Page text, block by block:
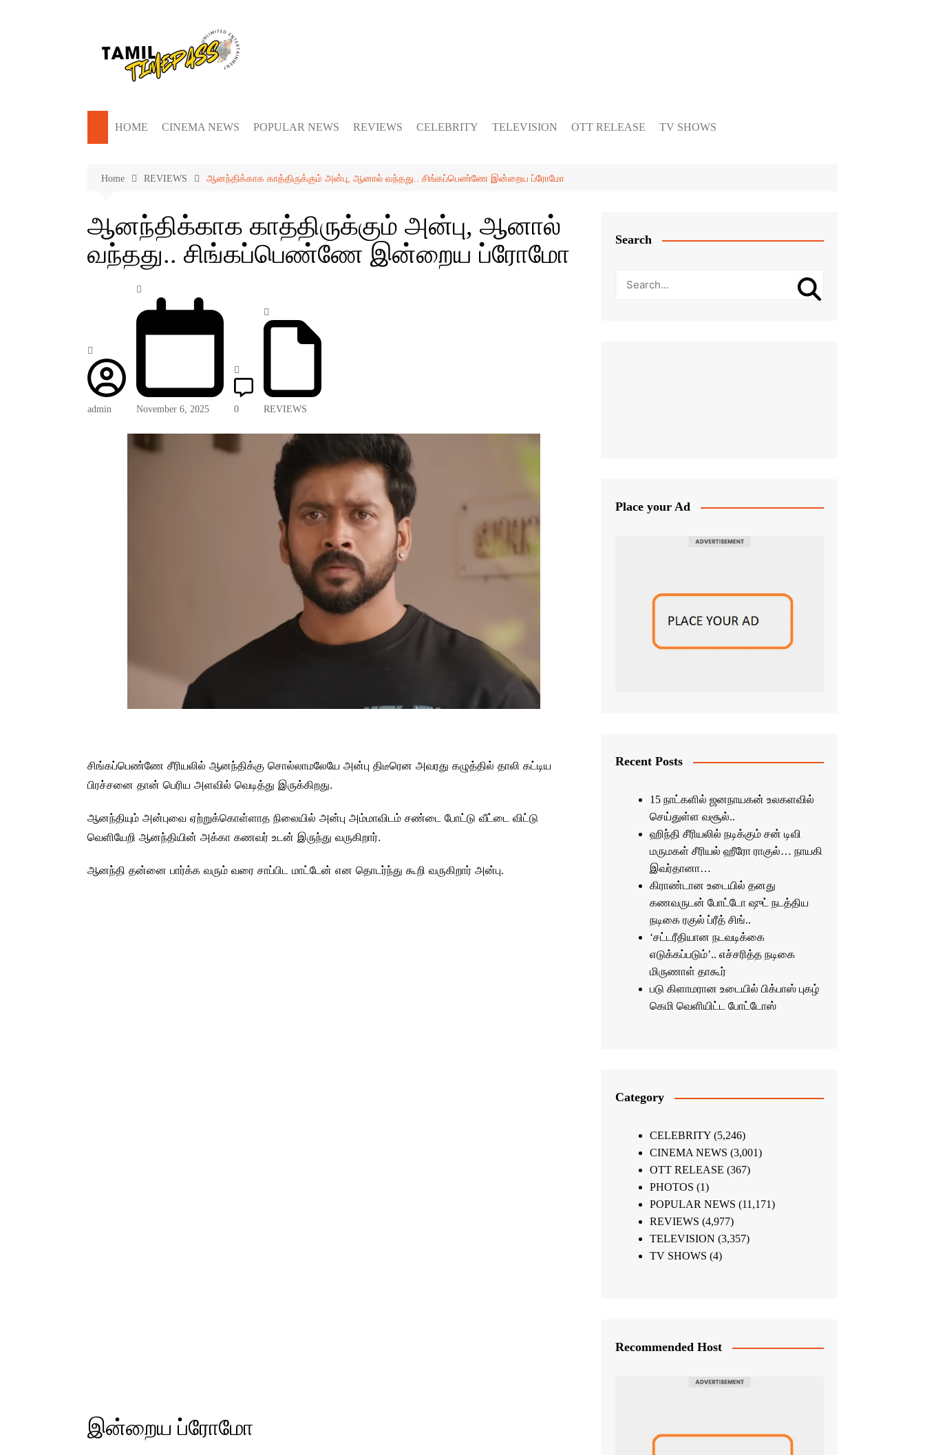
HOME CINEMA NEWS POPULAR NEWS REVIEWS CELEBRITY TELEVISION OTT RELEASE TV SHOWS
Home REVIEWS ஆனந்திக்காக காத்திருக்கும் அன்பு, ஆனால் வந்தது.. சிங்கப்பெண்ணே இன்றைய ப்ரோமோ
ஆனந்திக்காக காத்திருக்கும் அன்பு, ஆனால்
வந்தது.. சிங்கப்பெண்ணே இன்றைய ப்ரோமோ
admin November 6, 2025 0 REVIEWS
சிங்கப்பெண்ணே சீரியலில் ஆனந்திக்கு சொல்லாமலேயே அன்பு திடீரென அவரது கழுத்தில் தாலி கட்டிய
பிரச்சனை தான் பெரிய அளவில் வெடித்து இருக்கிறது.
ஆனந்தியும் அன்புவை ஏற்றுக்கொள்ளாத நிலையில் அன்பு அம்மாவிடம் சண்டை போட்டு வீட்டை விட்டு
வெளியேறி ஆனந்தியின் அக்கா கணவர் உடன் இருந்து வருகிறார்.
ஆனந்தி தன்னை பார்க்க வரும் வரை சாப்பிட மாட்டேன் என தொடர்ந்து கூறி வருகிறார் அன்பு.
இன்றைய ப்ரோமோ
Search
Place your Ad
Recent Posts
15 நாட்களில் ஜனநாயகன் உலகளவில்
செய்துள்ள வசூல்..
ஹிந்தி சீரியலில் நடிக்கும் சன் டிவி
மருமகள் சீரியல் ஹீரோ ராகுல்… நாயகி
இவர்தானா…
கிராண்டான உடையில் தனது
கணவருடன் போட்டோ ஷுட் நடத்திய
நடிகை ரகுல் ப்ரீத் சிங்..
‘சட்டரீதியான நடவடிக்கை
எடுக்கப்படும்’.. எச்சரித்த நடிகை
மிருணாள் தாகூர்
படு கிளாமரான உடையில் பிக்பாஸ் புகழ்
கெமி வெளியிட்ட போட்டோஸ்
Category
CELEBRITY(5,246)
CINEMA NEWS (3,001)
OTT RELEASE (367)
PHOTOS (1)
POPULAR NEWS (11,171)
REVIEWS (4,977)
TELEVISION (3,357)
TV SHOWS (4)
Recommended Host